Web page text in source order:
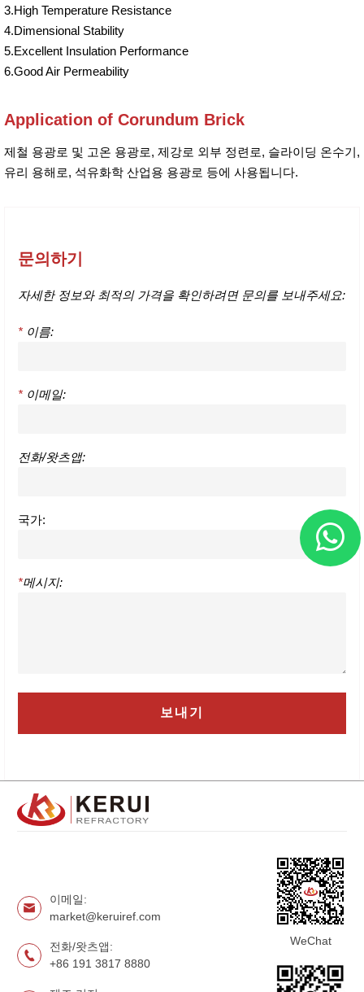
3.High Temperature Resistance
4.Dimensional Stability
5.Excellent Insulation Performance
6.Good Air Permeability
Application of Corundum Brick
제철 용광로 및 고온 용광로, 제강로 외부 정련로, 슬라이딩 온수기,
유리 용해로, 석유화학 산업용 용광로 등에 사용됩니다.
문의하기
자세한 정보와 최적의 가격을 확인하려면 문의를 보내주세요:
* 이름:
* 이메일:
전화/왓츠앱:
국가:
*메시지:
이메일:
market@keruiref.com
전화/왓츠앱:
+86 191 3817 8880
WeChat